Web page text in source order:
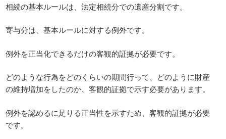
相続の基本ルールは、法定相続分での遺産分割です。
寄与分は、基本ルールに対する例外です。
例外を正当化できるだけの客観的証拠が必要です。
どのような行為をどのくらいの期間行って、どのように財産
の維持増加をしたのか、客観的証拠で示す必要があります。
例外を認めるに足りる正当性を示すため、客観的証拠が必要
です。